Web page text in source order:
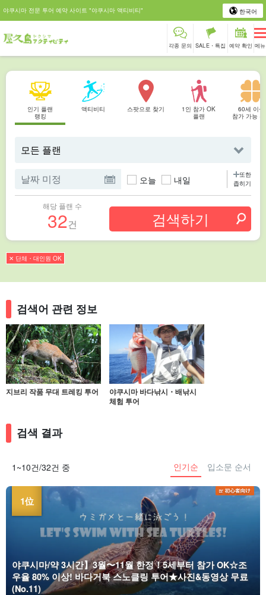
야쿠시마 전문 투어 예약 사이트 "야쿠시마 액티비티" 한국어
각종 문의 SALE・특집 예약 확인 메뉴
인기 플랜
랭킹
액티비티 스팟으로 찾기
1인 참가 OK
플랜
60세 이상
참가 가능
오늘 내일
또한
좁히기
해당 플랜 수
32건
✕ 단체・대인원 OK
검색어 관련 정보
지브리 작품 무대 트레킹 투어
야쿠시마 바다낚시・배낚시
체험 투어
검색 결과
1~10건/32건 중 인기순 입소문 순서
야쿠시마/약 3시간】3월〜11월 한정！5세부터 참가 OK☆조
우율 80% 이상! 바다거북 스노클링 투어★사진&동영상 무료
(No.11)